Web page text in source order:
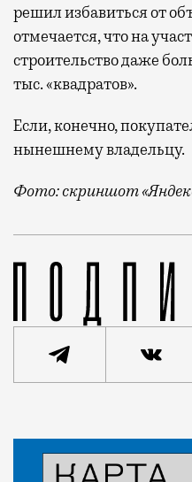
решил избавиться от
отмечается, что на
строительство даже
тыс. «квадратов».
Если, конечно,
нынешнему владельцу.
Фото: скриншот
Информация о лоте
Статья
Город
Кирилл Романов